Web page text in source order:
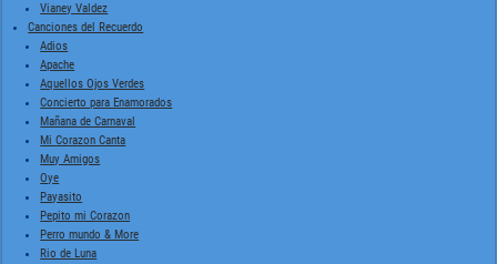
Vianey Valdez
Canciones del Recuerdo
Adios
Apache
Aquellos Ojos Verdes
Concierto para Enamorados
Mañana de Carnaval
Mi Corazon Canta
Muy Amigos
Oye
Payasito
Pepito mi Corazon
Perro mundo & More
Rio de Luna